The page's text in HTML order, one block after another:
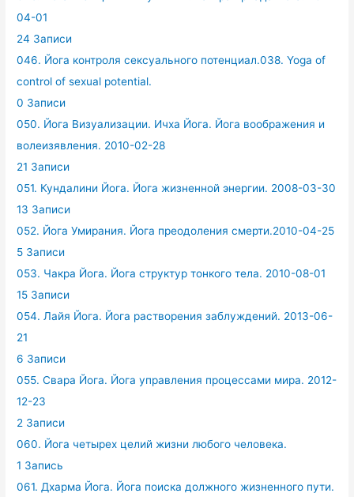
04-01
24 Записи
046. Йога контроля сексуального потенциал.038. Yoga of
control of sexual potential.
0 Записи
050. Йога Визуализации. Ичха Йога. Йога воображения и
волеизявления. 2010-02-28
21 Записи
051. Кундалини Йога. Йога жизненной энергии. 2008-03-30
13 Записи
052. Йога Умирания. Йога преодоления смерти.2010-04-25
5 Записи
053. Чакра Йога. Йога структур тонкого тела. 2010-08-01
15 Записи
054. Лайя Йога. Йога растворения заблуждений. 2013-06-
21
6 Записи
055. Свара Йога. Йога управления процессами мира. 2012-
12-23
2 Записи
060. Йога четырех целий жизни любого человека.
1 Запись
061. Дхарма Йога. Йога поиска должного жизненного пути.